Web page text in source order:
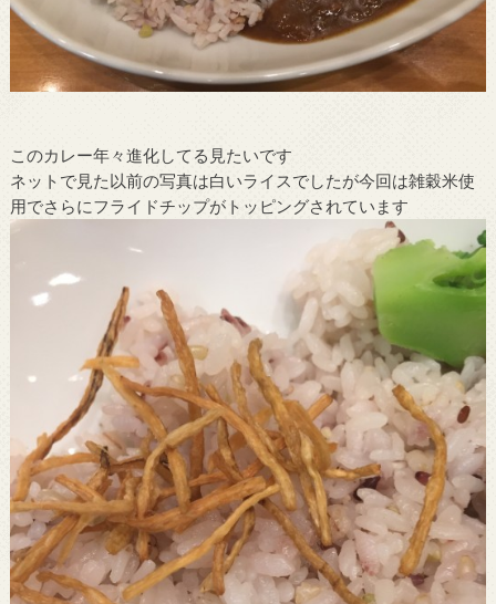
このカレー年々進化してる見たいです
ネットで見た以前の写真は白いライスでしたが今回は雑穀米使
用でさらにフライドチップがトッピングされています